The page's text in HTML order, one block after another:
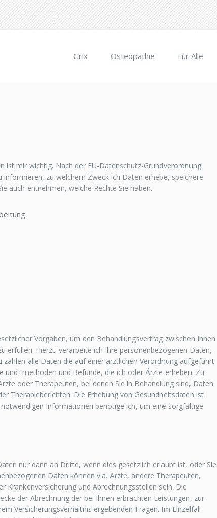
Grix Osteopathie Für Alle
ist mir wichtig. Nach der EU-Datenschutz-Grundverordnung
informieren, zu welchem Zweck ich Daten erhebe, speichere
auch entnehmen, welche Rechte Sie haben.
Vorgaben, um den Behandlungsvertrag zwischen Ihnen
erfüllen. Hierzu verarbeite ich Ihre personenbezogenen Daten,
zählen alle Daten die auf einer ärztlichen Verordnung aufgeführt
und -methoden und Befunde, die ich oder Ärzte erheben. Zu
oder Therapeuten, bei denen Sie in Behandlung sind, Daten
Therapieberichten. Die Erhebung von Gesundheitsdaten ist
Informationen benötige ich, um eine sorgfältige
nur dann an Dritte, wenn dies gesetzlich erlaubt ist, oder Sie
Daten können v.a. Ärzte, andere Therapeuten,
Krankenversicherung und Abrechnungsstellen sein. Die
der Abrechnung der bei Ihnen erbrachten Leistungen, zur
Versicherungsverhältnis ergebenden Fragen. Im Einzelfall